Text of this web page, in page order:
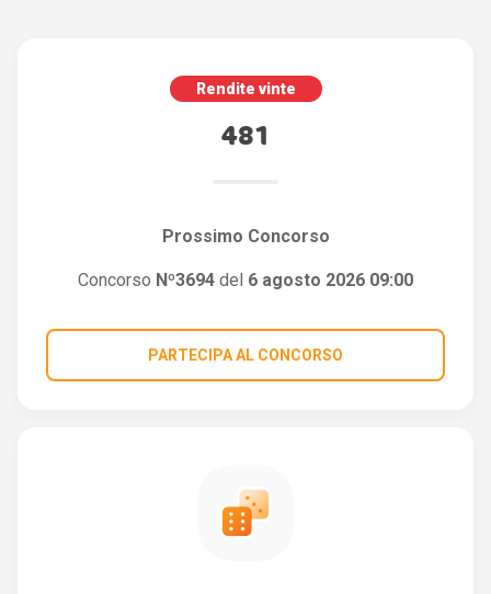
Rendite vinte
481
Prossimo Concorso
Concorso Nº3694 del 6 agosto 2026 09:00
PARTECIPA AL CONCORSO